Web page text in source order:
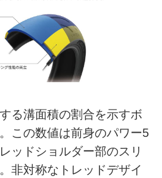
る溝面積の割合を示すボ
この数値は前身のパワー5
ッドショルダー部のスリ
非対称なトレッドデザイ